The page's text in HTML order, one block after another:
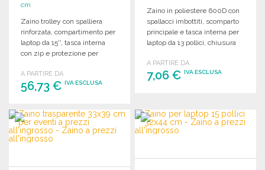
cm
Zaino trolley con spalliera
rinforzata, compartimento per
laptop da 15'', tasca interna
con zip e protezione per
A PARTIRE DA
56,73 € IVA ESCLUSA
ORDINARE
Richiedi un preventivo
Zaino in poliestere 600D con
spallacci imbottiti, scomparto
principale e tasca interna per
laptop da 13 pollici, chiusura
A PARTIRE DA
7,06 €IVA ESCLUSA
Richiedi un preventivo